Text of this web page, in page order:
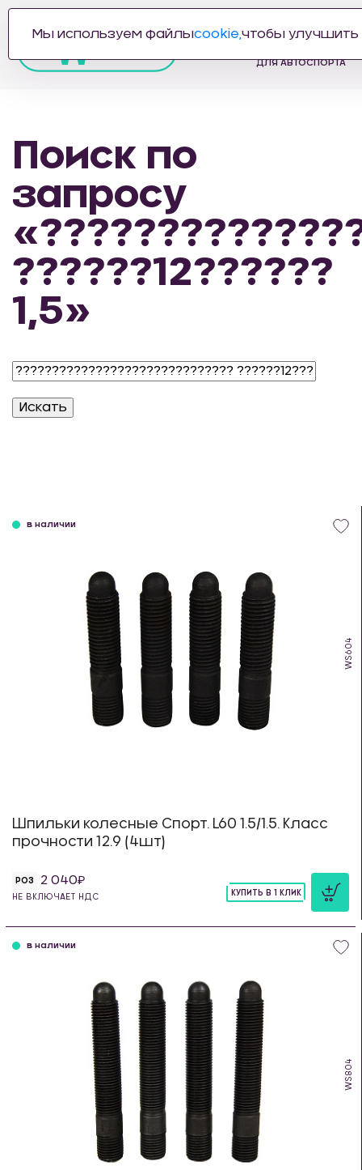
ПРОИЗВОДИТЕЛЬ
ДЛЯ АВТОСПОРТА
Поиск по
запросу
??????12??????
1,5»
WS604
в наличии
Шпильки колесные Спорт. L60 1.5/1.5. Класс
прочности 12.9 (4шт)
РОЗ 2 040
НЕ ВКЛЮЧАЕТ НДС
КУПИТЬ В 1 КЛИК
WS804
в наличии
Мы используем файлыcookie, чтобы улучшить